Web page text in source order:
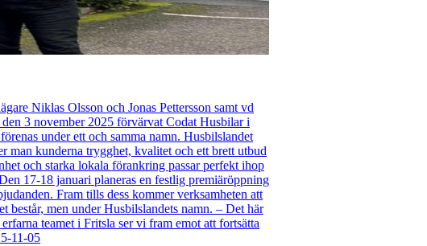
Niklas Olsson och Jonas Pettersson samt vd
3 november 2025 förvärvat Codat Husbilar i
under ett och samma namn. Husbilslandet
man kunderna trygghet, kvalitet och ett brett utbud
och starka lokala förankring passar perfekt ihop
17-18 januari planeras en festlig premiäröppning
Fram tills dess kommer verksamheten att
består, men under Husbilslandets namn. – Det här
teamet i Fritsla ser vi fram emot att fortsätta
11-05